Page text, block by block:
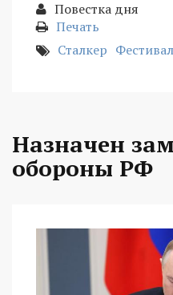
Повестка дня
Печать
Сталкер
Назначен
обороны РФ